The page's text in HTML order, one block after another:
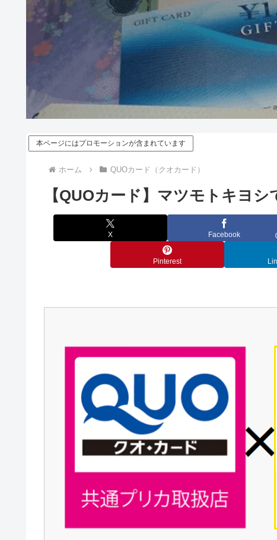
本ページにはプロモーションが含まれています
ホーム QUOカード（クオカード）
【QUOカード】マツモトキヨ
X Facebook
Pinterest